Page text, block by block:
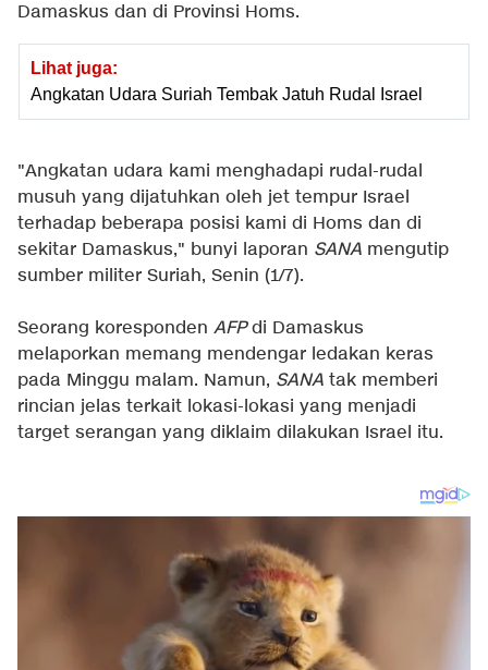
Damaskus dan di Provinsi Homs.
Lihat juga:
Angkatan Udara Suriah Tembak Jatuh Rudal Israel
"Angkatan udara kami menghadapi rudal-rudal
musuh yang dijatuhkan oleh jet tempur Israel
terhadap beberapa posisi kami di Homs dan di
sekitar Damaskus," bunyi laporan SANA mengutip
sumber militer Suriah, Senin (1/7).
Seorang koresponden AFPdi Damaskus
melaporkan memang mendengar ledakan keras
pada Minggu malam. Namun, SANA tak memberi
rincian jelas terkait lokasi-lokasi yang menjadi
target serangan yang diklaim dilakukan Israel itu.